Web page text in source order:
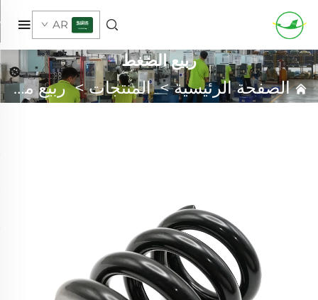
AR
ربيع الضغط
الصفحة الرئيسية>المنتجات>ربيع مخصص